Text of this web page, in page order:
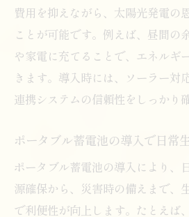
費用を抑えながら、太陽光発電の
ことが可能です。例えば、昼間の
や家電に充てることで、エネルギ
きます。導入時には、ソーラー対
連携システムの信頼性をしっかり
ポータブル蓄電池の導入で日常
ポータブル蓄電池の導入により、
源確保から、災害時の備えまで、
で利便性が向上します。たとえば